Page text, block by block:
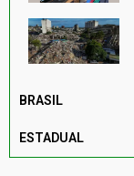
BRASIL
ESTADUAL